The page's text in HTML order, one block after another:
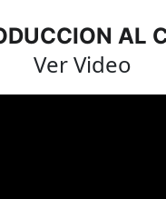
AL
Ver Video